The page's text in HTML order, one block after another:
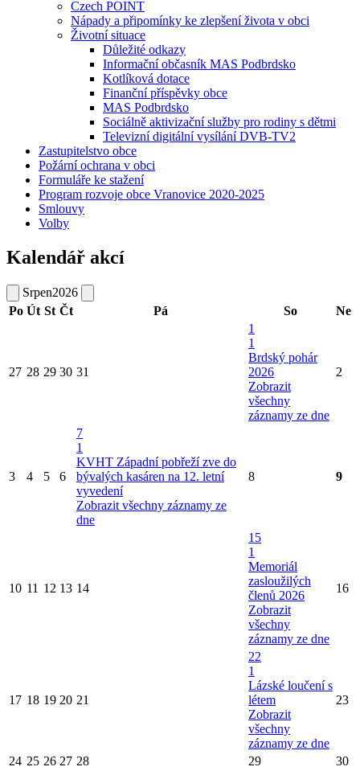
Czech POINT
Nápady a připomínky ke zlepšení života v obci
Životní situace
Důležité odkazy
Informační občasník MAS Podbrdsko
Kotlíková dotace
Finanční příspěvky obce
MAS Podbrdsko
Sociálně aktivizační služby pro rodiny s dětmi
Televizní digitální vysílání DVB-TV2
Zastupitelstvo obce
Požární ochrana v obci
Formuláře ke stažení
Program rozvoje obce Vranovice 2020-2025
Smlouvy
Volby
Kalendář akcí
Srpen2026
Po Út St Čt Pá So Ne
27 28 29 30 31
1
1
Brdský pohár
2026
Zobrazit
všechny
záznamy ze dne
2
3 4 5 6
7
1
KVHT Západní pobřeží zve do
bývalých kasáren na 12. letní
vyvedení
Zobrazit všechny záznamy ze
dne
8 9
10 11 12 13 14
15
1
Memoriál
zasloužilých
členů 2026
Zobrazit
všechny
záznamy ze dne
16
17 18 19 20 21
22
1
Lázské loučení s
létem
Zobrazit
všechny
záznamy ze dne
23
24 25 26 27 28 29
30